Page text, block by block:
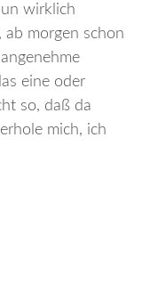
wirklich
ab morgen schon
eine oder
so, daß da
mich, ich